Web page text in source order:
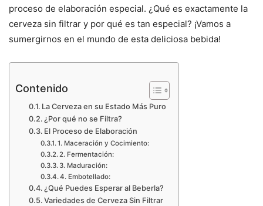
proceso de elaboración especial. ¿Qué es exactamente la
cerveza sin filtrar y por qué es tan especial? ¡Vamos a
sumergirnos en el mundo de esta deliciosa bebida!
Contenido
La Cerveza en su Estado Más Puro
¿Por qué no se Filtra?
El Proceso de Elaboración
1. Maceración y Cocimiento:
2. Fermentación:
3. Maduración:
4. Embotellado:
¿Qué Puedes Esperar al Beberla?
Variedades de Cerveza Sin Filtrar